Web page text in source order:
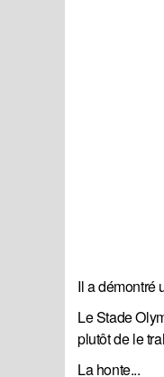
Il a démontré
Le Stade
plutôt de le
La honte...